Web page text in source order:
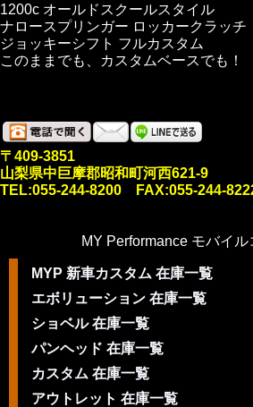
1200c オールドスクールスタイル
ナロースプリンガー ロッカークラッチ
ジョッキーシフト フルカスタム
このままでも、カスタムベースでも！
〒409-3851
山梨県中巨摩郡昭和町河西621-9
TEL:055-244-8200 FAX:055-244-
MY Performance モバイル
MYP 新車カスタム 在庫一覧
エボリューション 在庫一覧
ショベル 在庫一覧
パンヘッド 在庫一覧
カスタム 在庫一覧
アウトレット 在庫一覧